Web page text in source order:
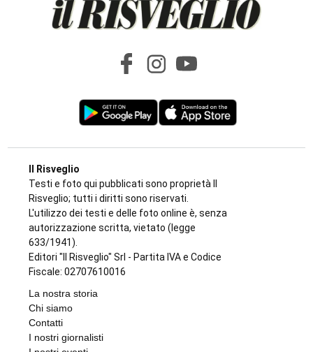
Il Risveglio
Testi e foto qui pubblicati sono proprietà Il
Risveglio; tutti i diritti sono riservati.
L'utilizzo dei testi e delle foto online è, senza
autorizzazione scritta, vietato (legge
633/1941).
Editori "Il Risveglio" Srl - Partita IVA e Codice
Fiscale: 02707610016
La nostra storia
Chi siamo
Contatti
I nostri giornalisti